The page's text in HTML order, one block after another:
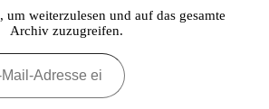
um weiterzulesen und auf das gesamte
Archiv zuzugreifen.